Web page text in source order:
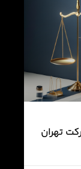
تهران